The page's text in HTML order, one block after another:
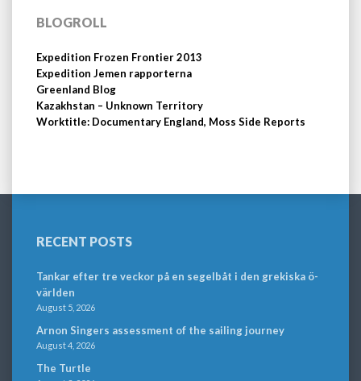
BLOGROLL
Expedition Frozen Frontier 2013
Expedition Jemen rapporterna
Greenland Blog
Kazakhstan – Unknown Territory
Worktitle: Documentary England, Moss Side Reports
RECENT POSTS
Tankar efter tre veckor på en segelbåt i den grekiska ö-
världen
August 5, 2026
Arnon Singers assessment of the sailing journey
August 4, 2026
The Turtle